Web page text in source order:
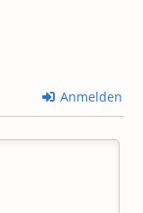
Anmelden